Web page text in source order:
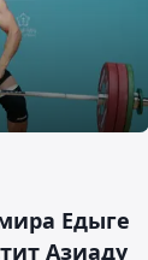
Едыге
Азиаду